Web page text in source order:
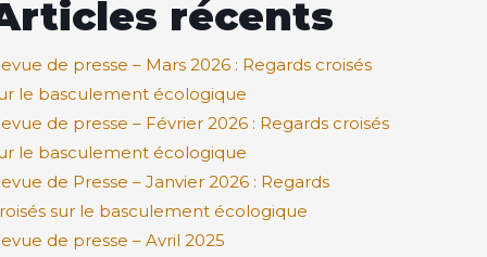
récents
de presse – Mars 2026 : Regards croisés
le basculement écologique
de presse – Février 2026 : Regards croisés
le basculement écologique
de Presse – Janvier 2026 : Regards
sur le basculement écologique
de presse – Avril 2025